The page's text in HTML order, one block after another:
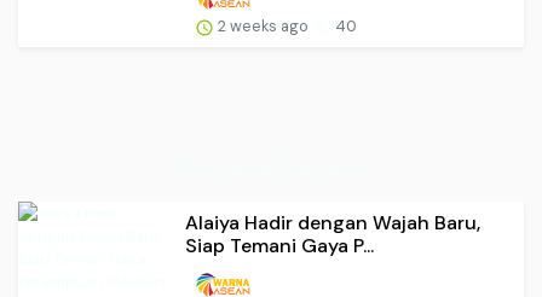
2 weeks ago 40
Alaiya Hadir dengan Wajah Baru,
Siap Temani Gaya P...